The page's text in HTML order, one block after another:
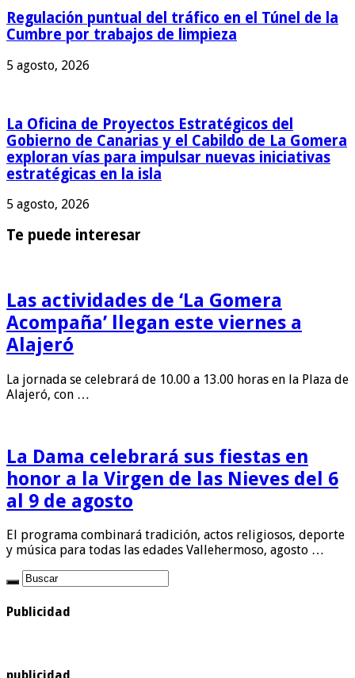
Regulación puntual del tráfico en el Túnel de la
Cumbre por trabajos de limpieza
5 agosto, 2026
La Oficina de Proyectos Estratégicos del
Gobierno de Canarias y el Cabildo de La Gomera
exploran vías para impulsar nuevas iniciativas
estratégicas en la isla
5 agosto, 2026
Te puede interesar
Las actividades de ‘La Gomera
Acompaña’ llegan este viernes a
Alajeró
La jornada se celebrará de 10.00 a 13.00 horas en la Plaza de
Alajeró, con …
La Dama celebrará sus fiestas en
honor a la Virgen de las Nieves del 6
al 9 de agosto
El programa combinará tradición, actos religiosos, deporte
y música para todas las edades Vallehermoso, agosto …
Publicidad